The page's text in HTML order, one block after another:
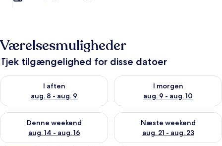
Værelsesmuligheder
Tjek tilgængelighed for disse datoer
I aften
aug. 8 - aug. 9
Tjek tilgængelighed for i aften aug. 8 - aug. 9
I morgen
aug. 9 - aug. 10
Tjek tilgængelighed for i
Denne weekend
aug. 14 - aug. 16
Tjek tilgængelighed for denne weekend aug. 14 - aug. 16
Næste weekend
aug. 21 - aug. 23
Tjek tilgængelighed for næste